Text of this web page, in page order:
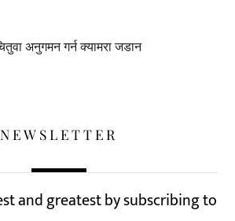
अनुगमन गर्न क्यामरा जडान
NEWSLETTER
and greatest by subscribing to